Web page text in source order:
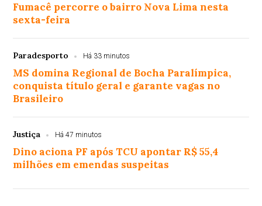
Fumacê percorre o bairro Nova Lima nesta
sexta-feira
Paradesporto Há 33 minutos
MS domina Regional de Bocha Paralímpica,
conquista título geral e garante vagas no
Brasileiro
Justiça Há 47 minutos
Dino aciona PF após TCU apontar R$ 55,4
milhões em emendas suspeitas